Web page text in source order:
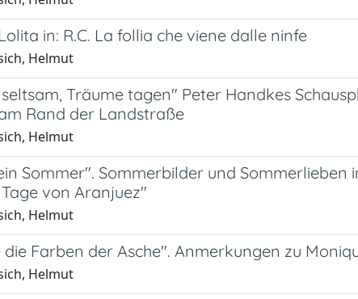
in: R.C. La follia che viene dalle ninfe
Helmut
Träume tagen" Peter Handkes
Rand der Landstraße
Helmut
Sommer". Sommerbilder und Sommerlieben
von Aranjuez"
Helmut
die Farben der Asche". Anmerkungen zu
Helmut